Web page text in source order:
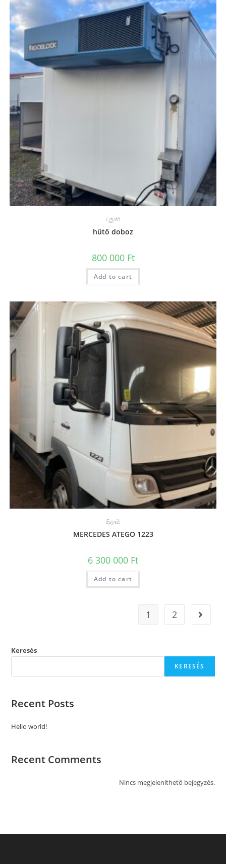
Egyéb
hűtő doboz
800 000 Ft
Add to cart
Egyéb
MERCEDES ATEGO 1223
6 300 000 Ft
Add to cart
1 2
Keresés
KERESÉS
Recent Posts
Hello world!
Recent Comments
Nincs megjeleníthető bejegyzés.